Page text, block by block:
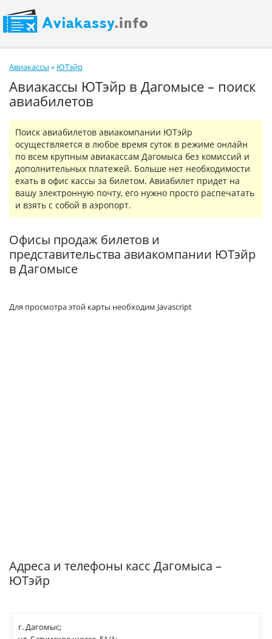
Авиакассы » ЮТэйр
Авиакассы ЮТэйр в Дагомысе – поиск
авиабилетов
Поиск авиабилетов авиакомпании ЮТэйр
осуществляется в любое время суток в режиме онлайн
по всем крупным авиакассам Дагомыса без комиссий и
дополнительных платежей. Больше нет необходимости
ехать в офис кассы за билетом. Авиабилет придет на
вашу электронную почту, его нужно просто распечатать
и взять с собой в аэропорт.
Офисы продаж билетов и
представительства авиакомпании ЮТэйр
в Дагомысе
Для просмотра этой карты необходим Javascript
Адреса и телефоны касс Дагомыса –
ЮТэйр
г. Дагомыс;